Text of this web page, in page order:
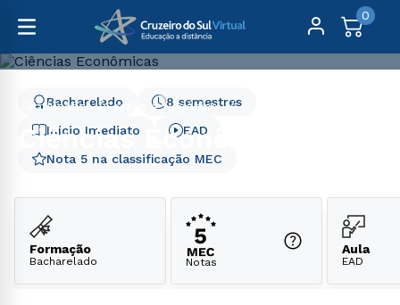
0
Graduação Gestão e Negócios
Ciências Econômicas
Início Imediato
Nota 5 na classificação MEC
8 semestres
Bacharelado
EAD
Formação
Bacharelado Notas
Aula
EAD